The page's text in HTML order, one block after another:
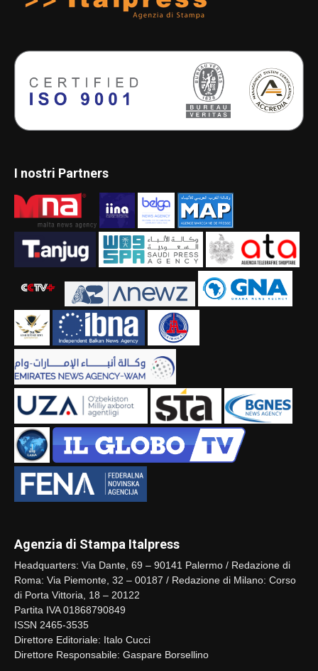
I nostri Partners
Agenzia di Stampa Italpress
Headquarters: Via Dante, 69 – 90141 Palermo / Redazione di
Roma: Via Piemonte, 32 – 00187 / Redazione di Milano: Corso
di Porta Vittoria, 18 – 20122
Partita IVA 01868790849
ISSN 2465-3535
Direttore Editoriale: Italo Cucci
Direttore Responsabile: Gaspare Borsellino